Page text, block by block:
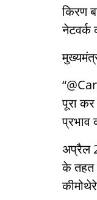
किरण
नेटवर्क
पूरा
प्रभाव
अप्रैल
के तहत